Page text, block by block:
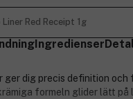
Red Receipt 1g
Ingredienser
ger dig precis definition
formeln glider lätt på